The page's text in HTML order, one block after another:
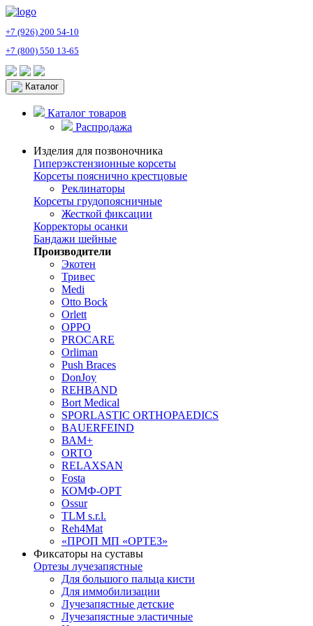
+7 (926) 200 54-10
+7 (800) 550 13-65
Каталог
Каталог товаров
Распродажа
Изделия для позвоночника
Гиперэкстензионные корсеты
Корсеты пояснично крестцовые
Реклинаторы
Корсеты грудопоясничные
Жесткой фиксации
Корректоры осанки
Бандажи шейные
Производители
Экотен
Тривес
Medi
Otto Bock
Orlett
OPPO
PROCARE
Orliman
Push Braces
DonJoy
REHBAND
Bort Medical
SPORLASTIC ORTHOPAEDICS
BAUERFEIND
ВАМ+
ORTO
RELAXSAN
Fosta
КОМФ-ОРТ
Ossur
TLM s.r.l.
Reh4Mat
«ПРОП МП «ОРТЕЗ»
Фиксаторы на суставы
Ортезы лучезапястные
Для большого пальца кисти
Для иммобилизации
Лучезапястные детские
Лучезапястные эластичные